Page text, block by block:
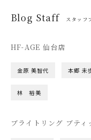
Blog Staff スタッフ
HF-AGE 仙台店
金原 美智代 本郷 未
林 裕美
ブライトリング ブティ